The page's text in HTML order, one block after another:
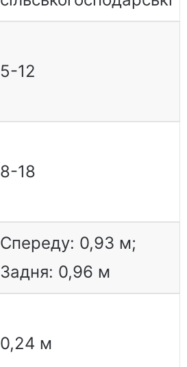
5-12
8-18
Спереду: 0,93 м;
Задня: 0,96 м
0,24 м